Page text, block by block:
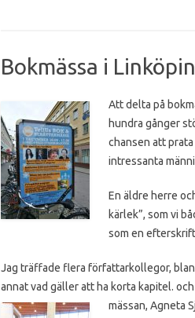
Bokmässa i
Att delta på
hundra gånger
chansen att
intressanta
En äldre herre
kärlek”, som vi
som en
Jag träffade flera författarkollegor,
annat vad gäller att ha korta kapitel.
mässan, Agneta